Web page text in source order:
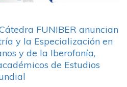
FUNIBER anuncian
y la Especialización en
y de la Iberofonía,
de Estudios